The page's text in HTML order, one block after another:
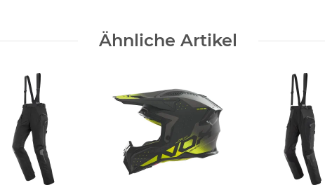
Ähnliche Artikel